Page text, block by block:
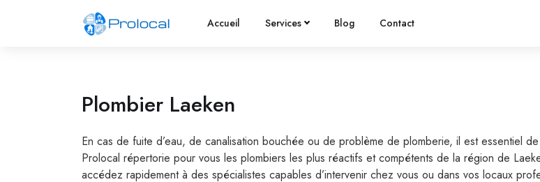
Accueil Services Blog Contact
Plombier Laeken
En cas de fuite d’eau, de canalisation bouchée ou de problème de plomberie, il est essentiel
Prolocal répertorie pour vous les plombiers les plus réactifs et compétents de la région de
accédez rapidement à des spécialistes capables d’intervenir chez vous ou dans vos locaux